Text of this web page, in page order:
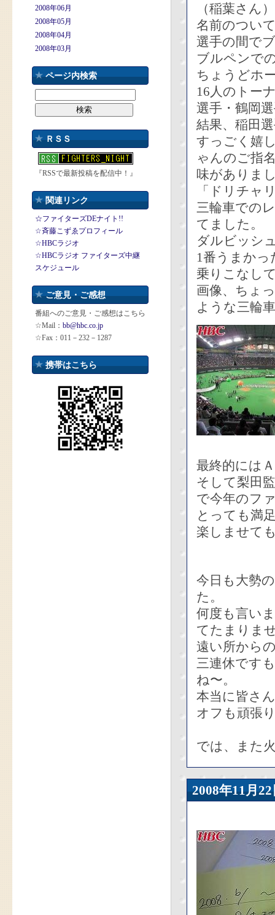
2008年06月
2008年05月
2008年04月
2008年03月
ページ内検索
ＲＳＳ
『RSSで最新投稿を配信中！』
関連リンク
☆ファイターズDEナイト!!
☆斉藤こずゑプロフィール
☆HBCラジオ
☆HBCラジオ ファイターズ中継
スケジュール
ご意見・ご感想
番組へのご意見・ご感想はこちら
☆Mail： bb@hbc.co.jp
☆Fax：011－232－1287
携帯はこちら
（稲葉さん
名前のつい
選手の間で
ブルペンで
ちょうどホ
16人のトー
選手・鶴岡
結果、稲田
すっごく嬉
ゃんのご指
味がありま
「ドリチャ
三輪車での
てました。
ダルビッシ
1番うまか
乗りこなし
画像、ちょ
ような三輪
最終的には
そして梨田
で今年のフ
とっても満
楽しませて
今日も大勢
た。
何度も言い
てたまりま
遠い所から
三連休です
ね〜。
本当に皆さ
オフも頑張
では、また
2008年11